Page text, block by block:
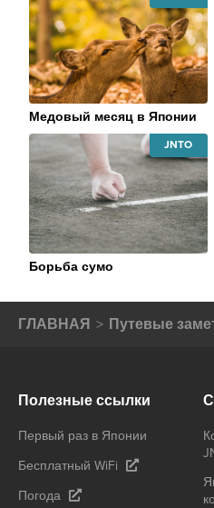
Медовый месяц в Японии
JAPAN
NATIONAL
TOURISM
Борьба сумо
JAPAN
NATIONAL
TOURISM
ГЛАВНАЯ Путевые
Полезные ссылки
Первый раз в Японии
Бесплатный WiFi
Погода